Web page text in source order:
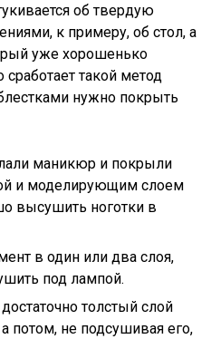
об твердую
к примеру, об стол, а
уже хорошенько
такой метод
нужно покрыть
маникюр и покрыли
и моделирующим слоем
высушить ноготки в
в один или два слоя,
под лампой.
толстый слой
потом, не подсушивая его,